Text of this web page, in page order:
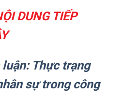
DUNG TIẾP
luận: Thực trạng
sự trong công